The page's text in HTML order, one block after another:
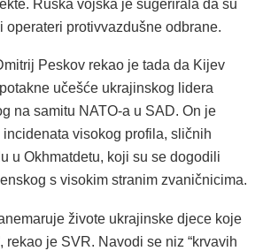
Ruska vojska je sugerirala da su
operateri protivvazdušne odbrane.
Peskov rekao je tada da Kijev
učešće ukrajinskog lidera
na samitu NATO-a u SAD. On je
visokog profila, sličnih
u Okhmatdetu, koji su se dogodili
s visokim stranim zvaničnicima.
živote ukrajinske djece koje
rekao je SVR. Navodi se niz “krvavih